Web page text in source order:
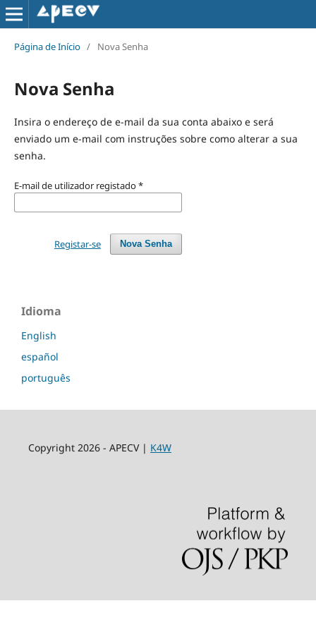
Página de Início / Nova Senha
Nova Senha
Insira o endereço de e-mail da sua conta abaixo e será
enviado um e-mail com instruções sobre como alterar a sua
senha.
E-mail de utilizador registado*
Nova Senha
Registar-se
Idioma
English
español
português
Copyright 2026 - APECV | K4W